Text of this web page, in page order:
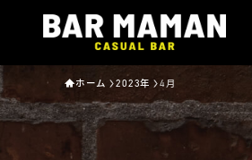
ホーム 2023年 4月